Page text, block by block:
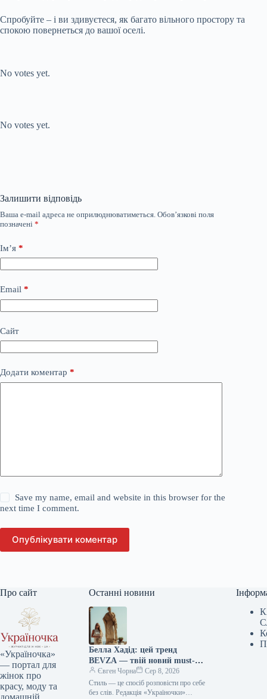
Спробуйте – і ви здивуєтеся, як багато вільного простору та
спокою повернеться до вашої оселі.
No votes yet.
No votes yet.
Залишити відповідь
Ваша e-mail адреса не оприлюднюватиметься. Обов’язкові поля
позначені *
Ім’я *
Email *
Сайт
Додати коментар *
Save my name, email and website in this browser for the
next time I comment.
Опублікувати коментар
Про сайт
«Україночка»
— портал для
жінок про
красу, моду та
домашній
Останні новини
Белла Хадід: цей тренд
BEVZA — твій новий must-
have сезону!
Євген Чорна
Сер 8, 2026
Стиль — це спосіб розповісти про себе
без слів. Редакція «Україночки»